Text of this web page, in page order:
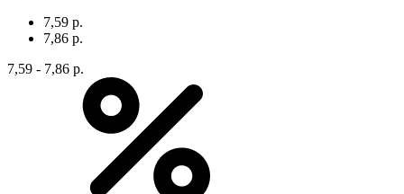
7,59 р.
7,86 р.
7,59 - 7,86 р.